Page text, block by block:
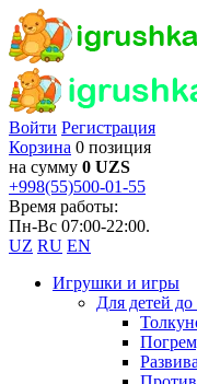
Войти Регистрация
Корзина 0 позиция
на сумму 0 UZS
+998(55)500-01-55
Время работы:
Пн-Вс 07:00-22:00.
UZ RU EN
Игрушки и игры
Для детей до